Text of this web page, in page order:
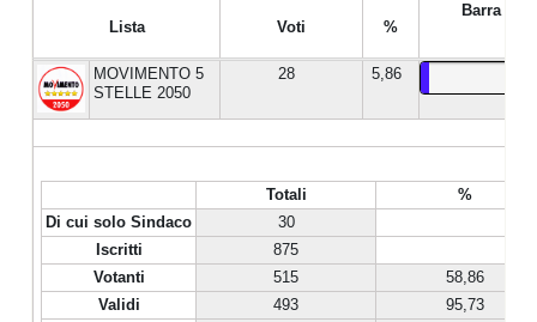
Lista Voti %
Barra %
MOVIMENTO 5
STELLE 2050
28 5,86
Totali
%
Di cui solo Sindaco
30
Iscritti
875
Votanti
515
58,86
Validi
493
95,73